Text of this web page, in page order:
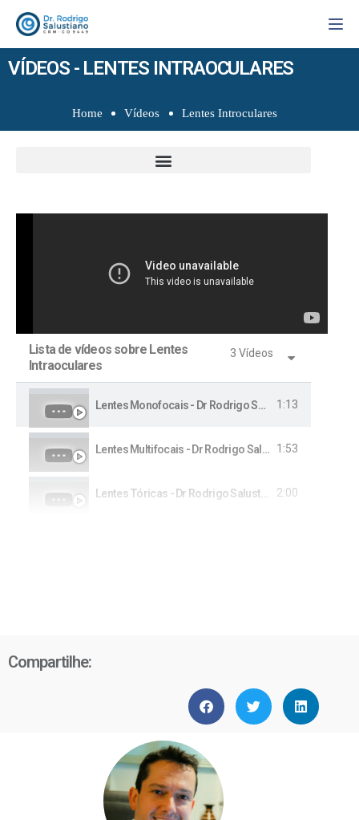
VÍDEOS - LENTES INTRAOCULARES
Home Vídeos Lentes Introculares
Lista de vídeos sobre Lentes
Intraoculares
3 Vídeos
Lentes Monofocais - Dr Rodrigo Salustiano 1:13
Lentes Multifocais - Dr Rodrigo Salustiano 1:53
2:00
Compartilhe: